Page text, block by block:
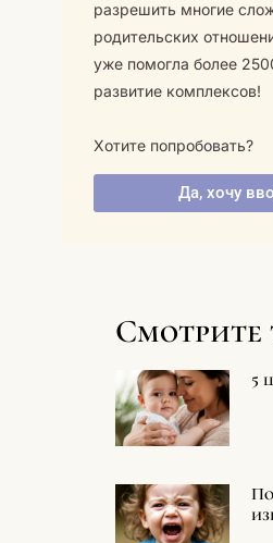
разрешить многие
родительских
уже помогла более
развитие комплексов!
Хотите попробовать?
Да, хочу
Смотрите
5